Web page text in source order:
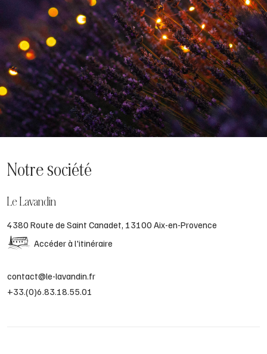
Notre société
Le Lavandin
4380 Route de Saint Canadet, 13100 Aix-en-Provence
Accéder à l'itinéraire
contact@le-lavandin.fr
+33.(0)6.83.18.55.01